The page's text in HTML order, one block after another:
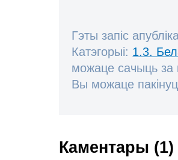
Гэты запіс
Катэгорыі: 1.3.
можаце сачыць
Вы можаце
Каментары (1)